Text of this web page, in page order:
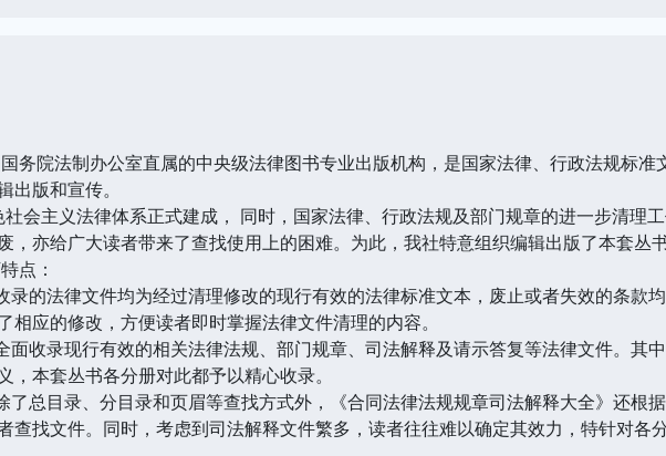
院法制办公室直属的中央级法律图书专业出版机构，是国家法律、行政法规标准
出版和宣传。
主义法律体系正式建成， 同时，国家法律、行政法规及部门规章的进一步清理
，亦给广大读者带来了查找使用上的困难。为此，我社特意组织编辑出版了本套丛书
点：
法律文件均为经过清理修改的现行有效的法律标准文本，废止或者失效的条款
相应的修改，方便读者即时掌握法律文件清理的内容。
录现行有效的相关法律法规、部门规章、司法解释及请示答复等法律文件。其
，本套丛书各分册对此都予以精心收录。
目录、分目录和页眉等查找方式外，《合同法律法规规章司法解释大全》还根
查找文件。同时，考虑到司法解释文件繁多，读者往往难以确定其效力，特针对各